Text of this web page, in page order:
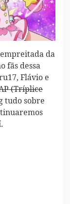
da
fãs dessa
Flávio e
(Tríplice
tudo sobre